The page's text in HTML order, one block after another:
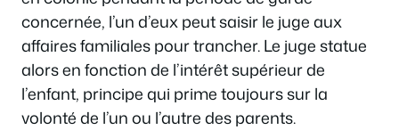
concernée, l’un d’eux peut saisir le juge aux
affaires familiales pour trancher. Le juge statue
alors en fonction de l’intérêt supérieur de
l’enfant, principe qui prime toujours sur la
volonté de l’un ou l’autre des parents.